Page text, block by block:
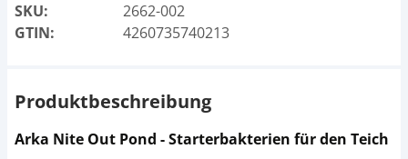
SKU:
2662-002
GTIN:
4260735740213
Produktbeschreibung
Arka Nite Out Pond - Starterbakterien für den Teich